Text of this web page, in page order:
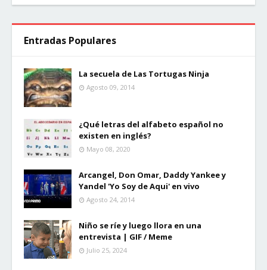
Entradas Populares
La secuela de Las Tortugas Ninja
Agosto 09, 2014
¿Qué letras del alfabeto español no
existen en inglés?
Mayo 08, 2020
Arcangel, Don Omar, Daddy Yankee y
Yandel 'Yo Soy de Aqui' en vivo
Agosto 24, 2014
Niño se ríe y luego llora en una
entrevista | GIF / Meme
Julio 25, 2024